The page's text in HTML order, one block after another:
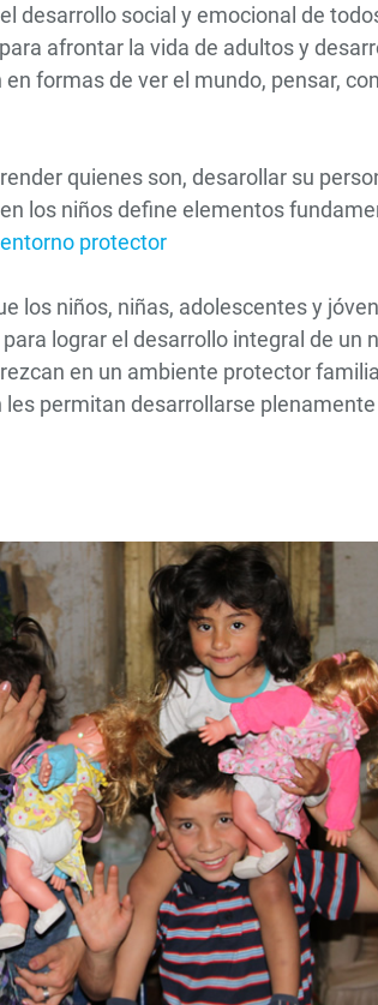
desarrollo social y emocional de
afrontar la vida de adultos y
formas de ver el mundo, pensar,
quienes son, desarollar su
los niños define elementos
protector
los niños, niñas, adolescentes y
lograr el desarrollo integral de un
en un ambiente protector
permitan desarrollarse